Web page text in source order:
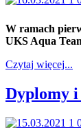
W ramach
UKS Aqua
Czytaj więcej...
Dyplomy i